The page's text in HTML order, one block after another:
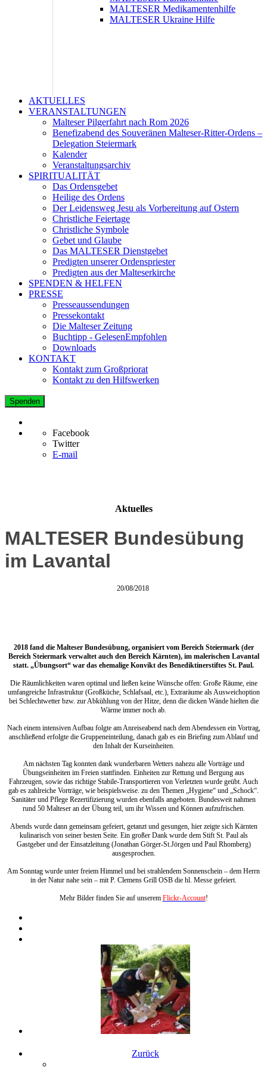
MALTESER Medikamentenhilfe
MALTESER Ukraine Hilfe
AKTUELLES
VERANSTALTUNGEN
Malteser Pilgerfahrt nach Rom 2026
Benefizabend des Souveränen Malteser-Ritter-Ordens –
Delegation Steiermark
Kalender
Veranstaltungsarchiv
SPIRITUALITÄT
Das Ordensgebet
Heilige des Ordens
Der Leidensweg Jesu als Vorbereitung auf Ostern
Christliche Feiertage
Christliche Symbole
Gebet und Glaube
Das MALTESER Dienstgebet
Predigten unserer Ordenspriester
Predigten aus der Malteserkirche
SPENDEN & HELFEN
PRESSE
Presseaussendungen
Pressekontakt
Die Malteser Zeitung
Buchtipp - GelesenEmpfohlen
Downloads
KONTAKT
Kontakt zum Großpriorat
Kontakt zu den Hilfswerken
Spenden
Facebook
Twitter
E-mail
Aktuelles
MALTESER Bundesübung
im Lavantal
20/08/2018
2018 fand die Malteser Bundesübung, organisiert vom Bereich Steiermark (der
Bereich Steiermark verwaltet auch den Bereich Kärnten), im malerischen Lavantal
statt. „Übungsort“ war das ehemalige Konvikt des Benediktinerstiftes St. Paul.
Die Räumlichkeiten waren optimal und ließen keine Wünsche offen: Große Räume, eine
umfangreiche Infrastruktur (Großküche, Schlafsaal, etc.), Extraräume als Ausweichoption
bei Schlechtwetter bzw. zur Abkühlung von der Hitze, denn die dicken Wände hielten die
Wärme immer noch ab.
Nach einem intensiven Aufbau folgte am Anreiseabend nach dem Abendessen ein Vortrag,
anschließend erfolgte die Gruppeneinteilung, danach gab es ein Briefing zum Ablauf und
den Inhalt der Kurseinheiten.
Am nächsten Tag konnten dank wunderbaren Wetters nahezu alle Vorträge und
Übungseinheiten im Freien stattfinden. Einheiten zur Rettung und Bergung aus
Fahrzeugen, sowie das richtige Stabile-Transportieren von Verletzten wurde geübt. Auch
gab es zahlreiche Vorträge, wie beispielsweise. zu den Themen „Hygiene“ und „Schock“.
Sanitäter und Pflege Rezertifizierung wurden ebenfalls angeboten. Bundesweit nahmen
rund 50 Malteser an der Übung teil, um ihr Wissen und Können aufzufrischen.
Abends wurde dann gemeinsam gefeiert, getanzt und gesungen, hier zeigte sich Kärnten
kulinarisch von seiner besten Seite. Ein großer Dank wurde dem Stift St. Paul als
Gastgeber und der Einsatzleitung (Jonathan Görger-St.Jörgen und Paul Rhomberg)
ausgesprochen.
Am Sonntag wurde unter freiem Himmel und bei strahlendem Sonnenschein – dem Herrn
in der Natur nahe sein – mit P. Clemens Grill OSB die hl. Messe gefeiert.
Mehr Bilder finden Sie auf unserem Flickr-Account!
Zurück